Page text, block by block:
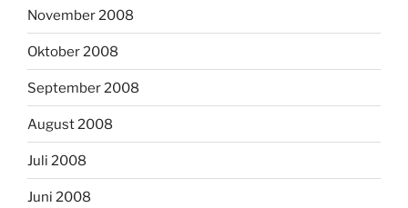
November 2008
Oktober 2008
September 2008
August 2008
Juli 2008
Juni 2008